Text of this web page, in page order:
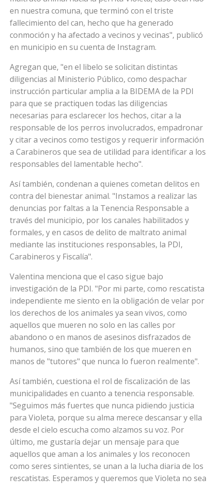
en nuestra comuna, que terminó con el triste
fallecimiento del can, hecho que ha generado
conmoción y ha afectado a vecinos y vecinas", publicó
en municipio en su cuenta de Instagram.
Agregan que, "en el libelo se solicitan distintas
diligencias al Ministerio Público, como despachar
instrucción particular amplia a la BIDEMA de la PDI
para que se practiquen todas las diligencias
necesarias para esclarecer los hechos, citar a la
responsable de los perros involucrados, empadronar
y citar a vecinos como testigos y requerir información
a Carabineros que sea de utilidad para identificar a los
responsables del lamentable hecho".
Así también, condenan a quienes cometan delitos en
contra del bienestar animal. "Instamos a realizar las
denuncias por faltas a la Tenencia Responsable a
través del municipio, por los canales habilitados y
formales, y en casos de delito de maltrato animal
mediante las instituciones responsables, la PDI,
Carabineros y Fiscalía".
Valentina menciona que el caso sigue bajo
investigación de la PDI. "Por mi parte, como rescatista
independiente me siento en la obligación de velar por
los derechos de los animales ya sean vivos, como
aquellos que mueren no solo en las calles por
abandono o en manos de asesinos disfrazados de
humanos, sino que también de los que mueren en
manos de "tutores" que nunca lo fueron realmente".
Así también, cuestiona el rol de fiscalización de las
municipalidades en cuanto a tenencia responsable.
"Seguimos más fuertes que nunca pidiendo justicia
para Violeta, porque su alma merece descansar y ella
desde el cielo escucha como alzamos su voz. Por
último, me gustaría dejar un mensaje para que
aquellos que aman a los animales y los reconocen
como seres sintientes, se unan a la lucha diaria de los
rescatistas. Esperamos y queremos que Violeta no sea